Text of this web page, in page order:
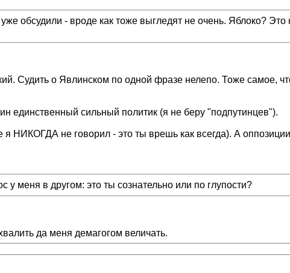
обсудили - вроде как тоже выгледят не очень. Яблоко?
Судить о Явлинском по одной фразе нелепо. Тоже самое,
единственный сильный политик (я не беру "подпутинцев").
НИКОГДА не говорил - это ты врешь как всегда). А
меня в другом: это ты сознательно или по глупости?
да меня демагогом величать.